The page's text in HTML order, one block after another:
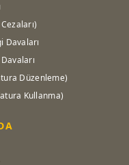
Davaları
Düzenleme)
Kullanma)